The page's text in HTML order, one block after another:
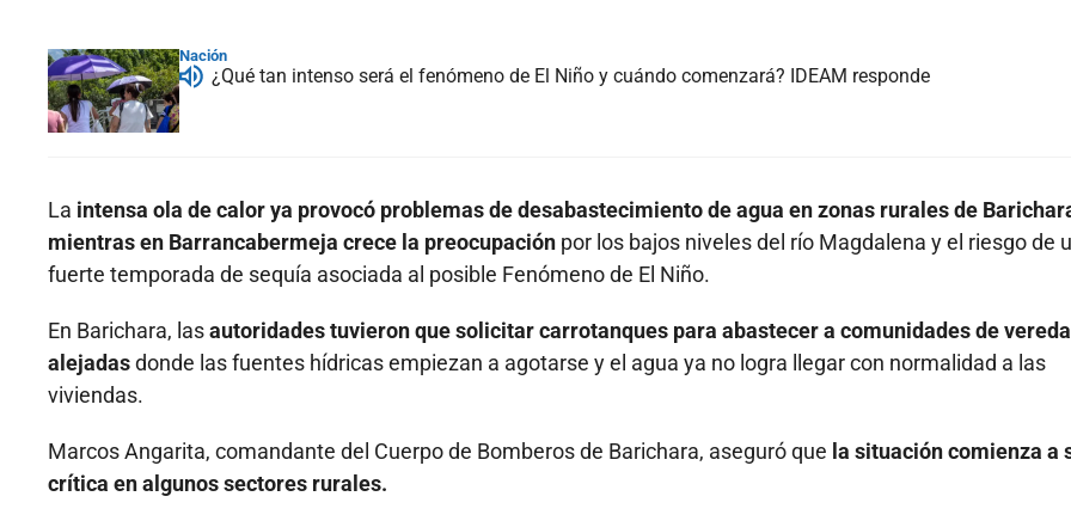
Nación
¿Qué tan intenso será el fenómeno de El Niño y cuándo comenzará? IDEAM responde
La intensa ola de calor ya provocó problemas de desabastecimiento de agua en zonas rurales de
mientras en Barrancabermeja crece la preocupación por los bajos niveles del río Magdalena y el riesgo de
fuerte temporada de sequía asociada al posible Fenómeno de El Niño.
En Barichara, lasautoridades tuvieron que solicitar carrotanques para abastecer a comunidades de
alejadasdonde las fuentes hídricas empiezan a agotarse y el agua ya no logra llegar con normalidad a las
viviendas.
Marcos Angarita, comandante del Cuerpo de Bomberos de Barichara, aseguró que la situación comienza a
crítica en algunos sectores rurales.